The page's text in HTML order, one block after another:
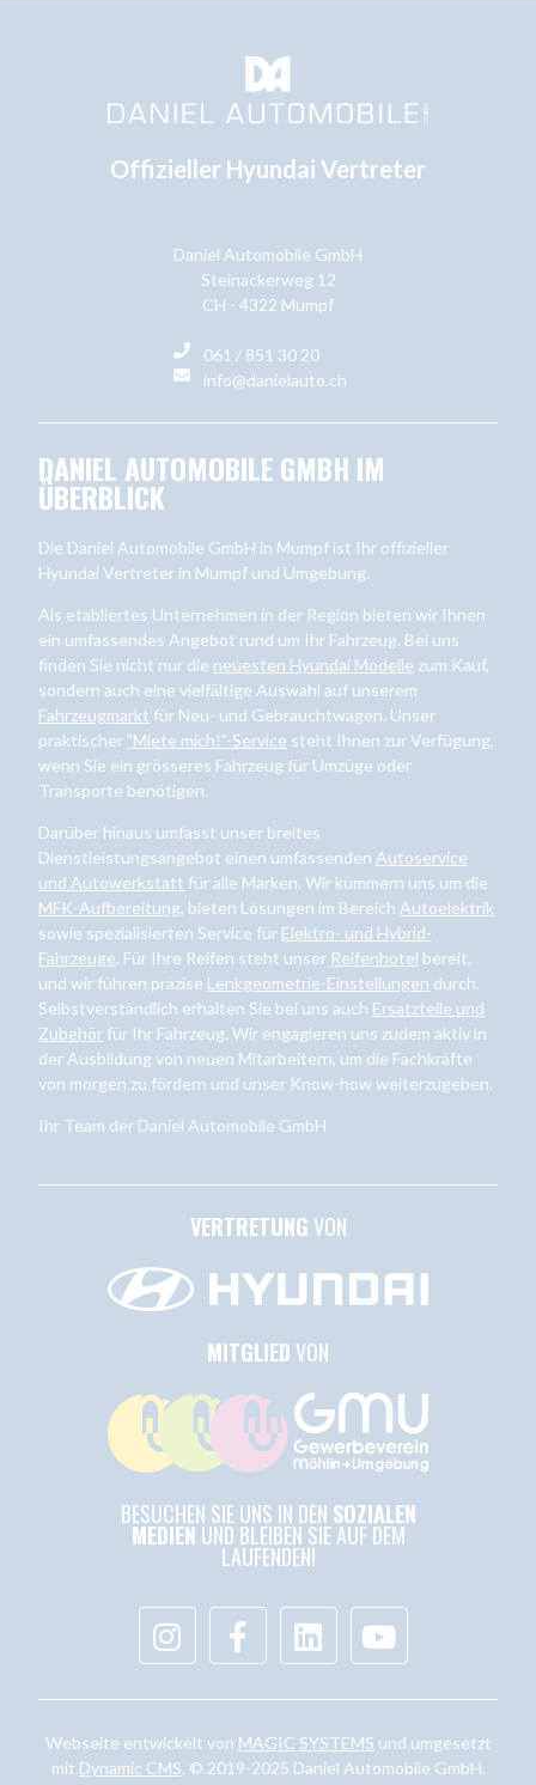
Offizieller Hyundai Vertreter
Daniel Automobile GmbH
Steinackerweg 12
CH - 4322 Mumpf
061 / 851 30 20
info@danielauto.ch
DANIEL AUTOMOBILE GMBH IM
ÜBERBLICK
Die Daniel Automobile GmbH in Mumpf ist Ihr offizieller
Hyundai Vertreter in Mumpf und Umgebung.
Als etabliertes Unternehmen in der Region bieten wir Ihnen
ein umfassendes Angebot rund um Ihr Fahrzeug. Bei uns
finden Sie nicht nur die neuesten Hyundai Modelle zum Kauf,
sondern auch eine vielfältige Auswahl auf unserem
Fahrzeugmarkt für Neu- und Gebrauchtwagen. Unser
praktischer "Miete mich!"-Service steht Ihnen zur Verfügung,
wenn Sie ein grösseres Fahrzeug für Umzüge oder
Transporte benötigen.
Darüber hinaus umfasst unser breites
Dienstleistungsangebot einen umfassenden Autoservice
und Autowerkstatt für alle Marken. Wir kümmern uns um die
MFK-Aufbereitung, bieten Lösungen im Bereich Autoelektrik
sowie spezialisierten Service für Elektro- und Hybrid-
Fahrzeuge. Für Ihre Reifen steht unser Reifenhotel bereit,
und wir führen präzise Lenkgeometrie-Einstellungen durch.
Selbstverständlich erhalten Sie bei uns auch Ersatzteile und
Zubehör für Ihr Fahrzeug. Wir engagieren uns zudem aktiv in
der Ausbildung von neuen Mitarbeitern, um die Fachkräfte
von morgen zu fördern und unser Know-how weiterzugeben.
Ihr Team der Daniel Automobile GmbH
VERTRETUNGVON
MITGLIEDVON
BESUCHEN SIE UNS IN DEN SOZIALEN
MEDIEN UND BLEIBEN SIE AUF DEM
LAUFENDEN!
Webseite entwickelt von MAGIC SYSTEMS und umgesetzt
mit Dynamic CMS. © 2019-2025 Daniel Automobile GmbH.